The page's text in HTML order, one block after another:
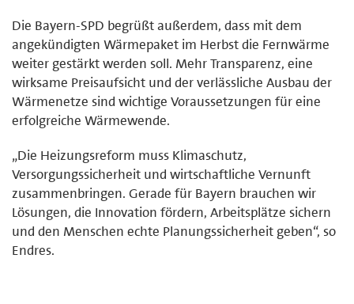
Die Bayern-SPD begrüßt außerdem, dass mit dem
angekündigten Wärmepaket im Herbst die Fernwärme
weiter gestärkt werden soll. Mehr Transparenz, eine
wirksame Preisaufsicht und der verlässliche Ausbau der
Wärmenetze sind wichtige Voraussetzungen für eine
erfolgreiche Wärmewende.
„Die Heizungsreform muss Klimaschutz,
Versorgungssicherheit und wirtschaftliche Vernunft
zusammenbringen. Gerade für Bayern brauchen wir
Lösungen, die Innovation fördern, Arbeitsplätze sichern
und den Menschen echte Planungssicherheit geben“, so
Endres.